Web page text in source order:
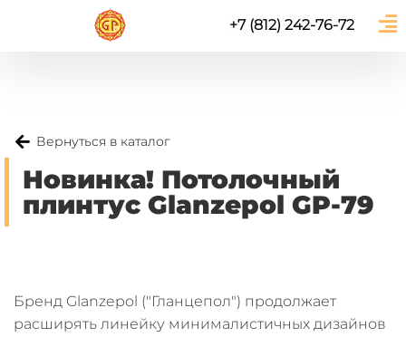
+7 (812) 242-76-72
Вернуться в каталог
Новинка! Потолочный
плинтус Glanzepol GP-79
Бренд Glanzepol ("Гланцепол") продолжает
расширять линейку минималистичных дизайнов